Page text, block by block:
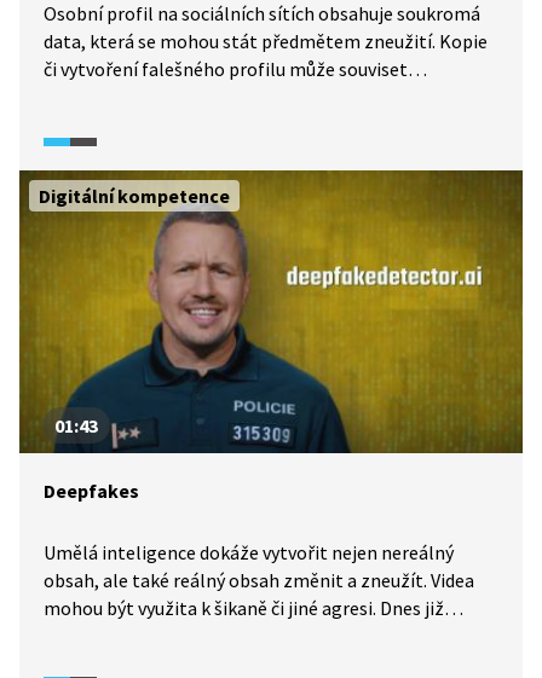
Osobní profil na sociálních sítích obsahuje soukromá
data, která se mohou stát předmětem zneužití. Kopie
či vytvoření falešného profilu může souviset
na jaké informace si dát pozor.
Digitální kompetence
01:43
Deepfakes
Umělá inteligence dokáže vytvořit nejen nereálný
obsah, ale také reálný obsah změnit a zneužít. Videa
mohou být využita k šikaně či jiné agresi. Dnes již